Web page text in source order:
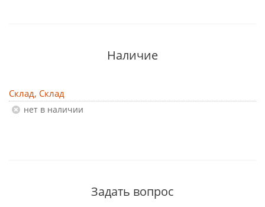
Наличие
Склад, Склад
Нет в наличии
Задать вопрос